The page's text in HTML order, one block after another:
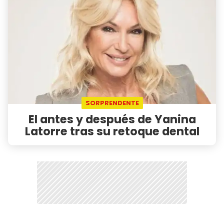
SORPRENDENTE
El antes y después de Yanina
Latorre tras su retoque dental